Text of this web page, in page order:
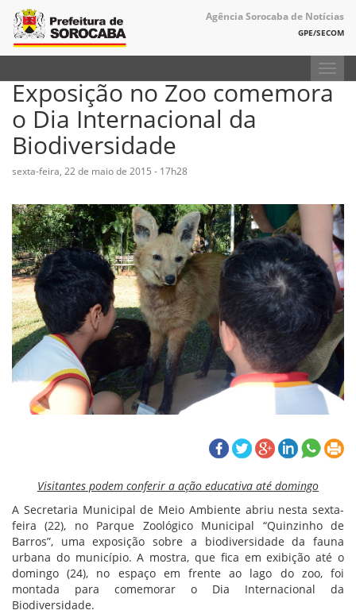
Agência Sorocaba de Notícias
GPE/SECOM
Exposição no Zoo comemora
o Dia Internacional da
Biodiversidade
sexta-feira, 22 de maio de 2015 - 17h28
Visitantes podem conferir a ação educativa até domingo
A Secretaria Municipal de Meio Ambiente abriu nesta sexta-
feira (22), no Parque Zoológico Municipal “Quinzinho de
Barros”, uma exposição sobre a biodiversidade da fauna
urbana do município. A mostra, que fica em exibição até o
domingo (24), no espaço em frente ao lago do zoo, foi
montada para comemorar o Dia Internacional da
Biodiversidade.